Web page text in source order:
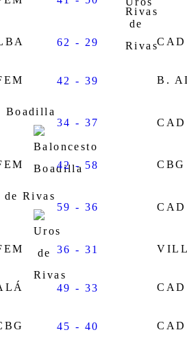
Rivas
62 - 29
42 - 39 B.
Boadilla
34 - 37
42 - 58 CBG
de Rivas
59 - 36
36 - 31
49 - 33
45 - 40